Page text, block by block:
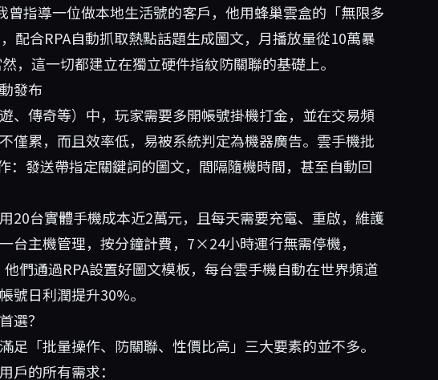
曾指導一位做本地生活號的客戶，他用蜂巢雲盒的「無限多
配合RPA自動抓取熱點話題生成圖文，月播放量從10萬暴
，這一切都建立在獨立硬件指紋防關聯的基礎上。
發布
、傳奇等）中，玩家需要多開帳號掛機打金，並在交易頻
僅累，而且效率低，易被系統判定為機器廣告。雲手機批
：發送帶指定關鍵詞的圖文，間隔隨機時間，甚至自動回
20台實體手機成本近2萬元，且每天需要充電、重啟，維護
台主機管理，按分鐘計費，7×24小時運行無需停機，
們通過RPA設置好圖文模板，每台雲手機自動在世界頻道
號日利潤提升30%。
選？
足「批量操作、防關聯、性價比高」三大要素的並不多。
戶的所有需求：